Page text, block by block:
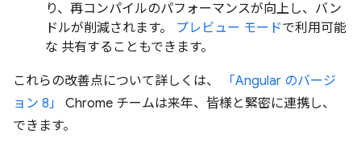
り、再コンパイルのパフォーマンスが向上し、バン
ドルが削減されます。 プレビュー モードで利用可能
な 共有することもできます。
これらの改善点について詳しくは、
「Angular のバージ
ョン 8」
Chrome チームは来年、皆様と緊密に連携し、
できます。